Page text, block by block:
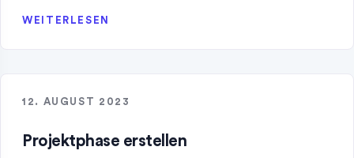
WEITERLESEN
12. AUGUST 2023
Projektphase erstellen